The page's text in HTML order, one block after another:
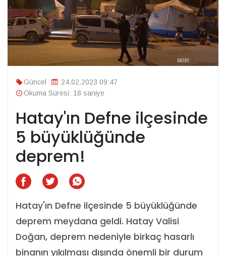
Güncel
24.02.2023 09:47
Okuma Süresi: 18 saniye
Hatay'ın Defne ilçesinde
5 büyüklüğünde
deprem!
Hatay'ın Defne ilçesinde 5 büyüklüğünde
deprem meydana geldi. Hatay Valisi
Doğan, deprem nedeniyle birkaç hasarlı
binanın yıkılması dışında önemli bir durum